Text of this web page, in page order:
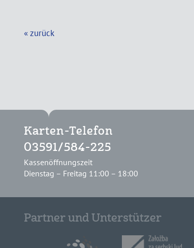
« zurück
Karten-Telefon
03591/584-225
Kassenöffnungszeit
Dienstag – Freitag 11:00 – 18:00
Partner und Unterstützer